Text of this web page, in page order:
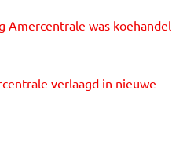
Amercentrale was koehandel
verlaagd in nieuwe